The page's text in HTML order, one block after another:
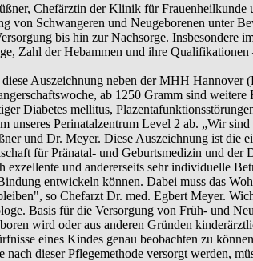
Chefärztin der Klinik für
von Schwangeren und Neugeborenen unter
bis hin zur Nachsorge. Insbesondere
Zahl der Hebammen und ihre
Auszeichnung neben der MHH
ab 1250 Gramm sind
Diabetes mellitus,
Perinatalzentrum Level 2 ab. „Wir
und Dr. Meyer. Diese Auszeichnung ist
für Pränatal- und Geburtsmedizin und der
und andererseits sehr individuelle
entwickeln können. Dabei muss das
so Chefarzt Dr. med. Egbert Meyer.
Basis für die Versorgung von Früh- und
wird oder aus anderen Gründen
eines Kindes genau beobachten zu
dieser Pflegemethode versorgt werden,